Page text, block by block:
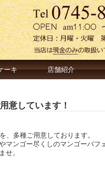
ーキ 店舗紹介
意しています！
、多種ご用意しております。
マンゴー尽くしのマンゴーパフ
せ。